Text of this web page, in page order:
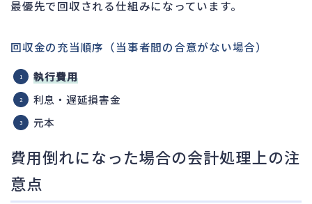
最優先で回収される仕組みになっています。
回収金の充当順序（当事者間の合意がない場合）
執行費用
利息・遅延損害金
元本
費用倒れになった場合の会計処理上の注
意点